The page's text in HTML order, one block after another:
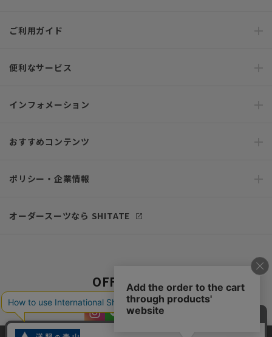
ご利用ガイド
便利なサービス
インフォメーション
おすすめコンテンツ
ポリシー・企業情報
オーダースーツなら SHITATE
OFFICIAL SNS